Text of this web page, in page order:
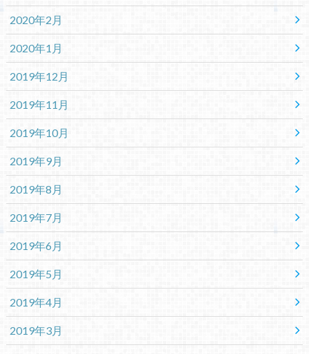
2020年2月
2020年1月
2019年12月
2019年11月
2019年10月
2019年9月
2019年8月
2019年7月
2019年6月
2019年5月
2019年4月
2019年3月